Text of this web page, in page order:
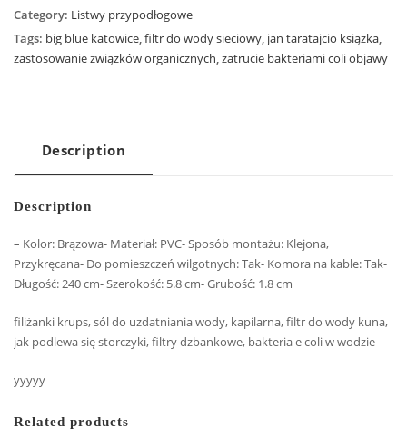
Category: Listwy przypodłogowe
Tags: big blue katowice,filtr do wody sieciowy, jan taratajcio książka,
zastosowanie związków organicznych,zatrucie bakteriami coli objawy
Description
Description
– Kolor: Brązowa- Materiał: PVC- Sposób montażu: Klejona,
Przykręcana- Do pomieszczeń wilgotnych: Tak- Komora na kable: Tak-
Długość: 240 cm- Szerokość: 5.8 cm- Grubość: 1.8 cm
filiżanki krups, sól do uzdatniania wody, kapilarna, filtr do wody kuna,
jak podlewa się storczyki, filtry dzbankowe, bakteria e coli w wodzie
yyyyy
Related products